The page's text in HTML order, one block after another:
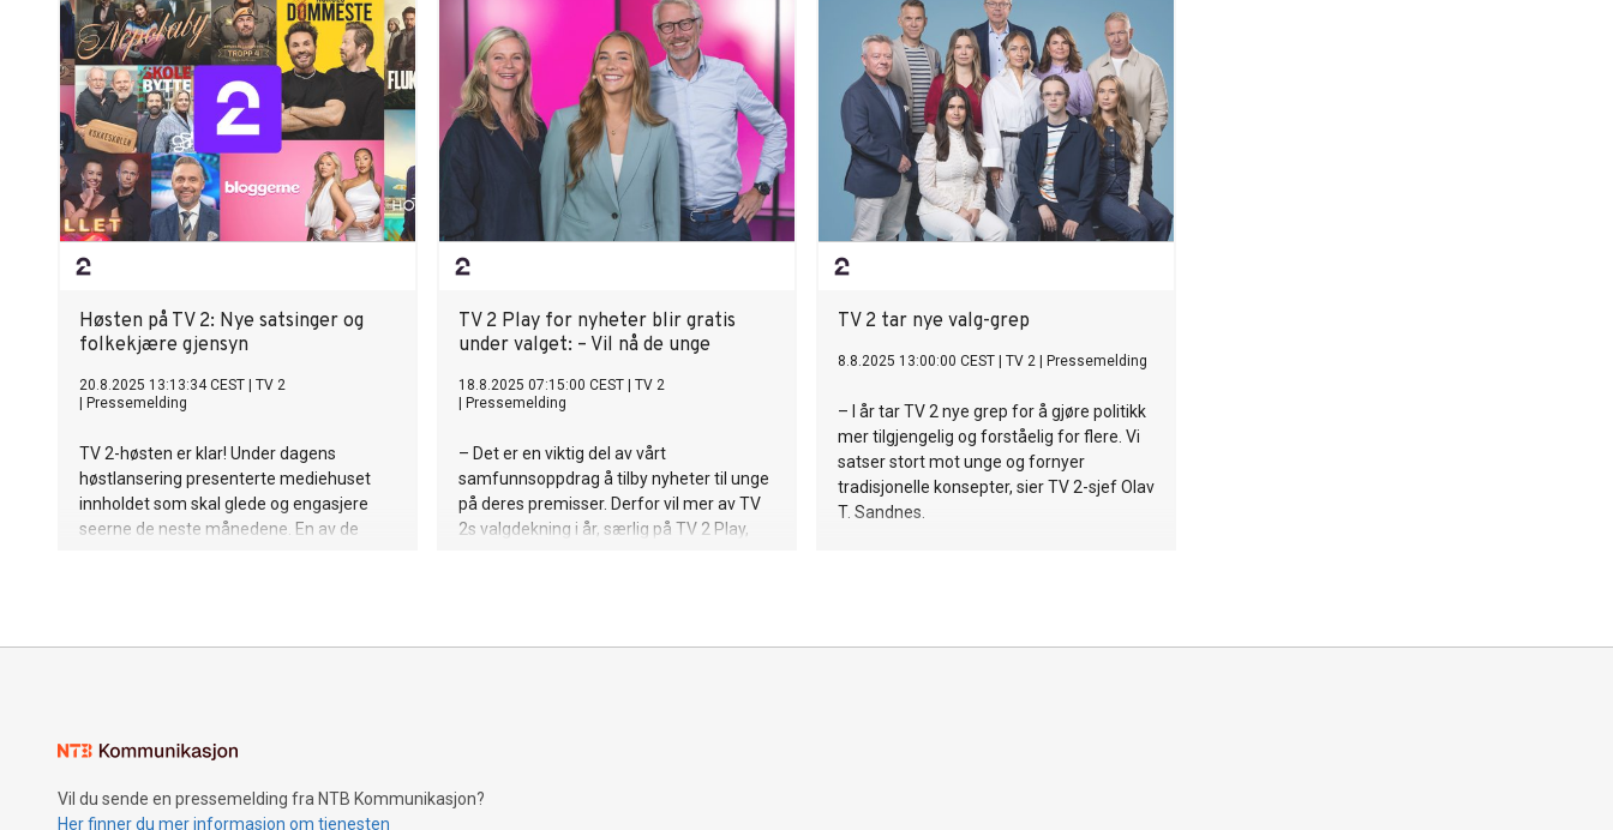
Høsten på TV 2: Nye satsinger og
folkekjære gjensyn
20.8.2025 13:13:34 CEST
TV 2
Pressemelding
TV 2-høsten er klar! Under dagens
høstlansering presenterte mediehuset
innholdet som skal glede og engasjere
seerne de neste månedene. En av de
TV 2 Play for nyheter blir gratis
under valget: – Vil nå de unge
18.8.2025 07:15:00 CEST
TV 2
Pressemelding
– Det er en viktig del av vårt
samfunnsoppdrag å tilby nyheter til unge
på deres premisser. Derfor vil mer av TV
2s valgdekning i år, særlig på TV 2 Play,
TV 2 tar nye valg-grep
8.8.2025 13:00:00 CEST TV 2 Pressemelding
– I år tar TV 2 nye grep for å gjøre politikk
mer tilgjengelig og forståelig for flere. Vi
satser stort mot unge og fornyer
tradisjonelle konsepter, sier TV 2-sjef Olav
T. Sandnes.
Vil du sende en pressemelding fra NTB Kommunikasjon?
Her finner du mer informasjon om tjenesten